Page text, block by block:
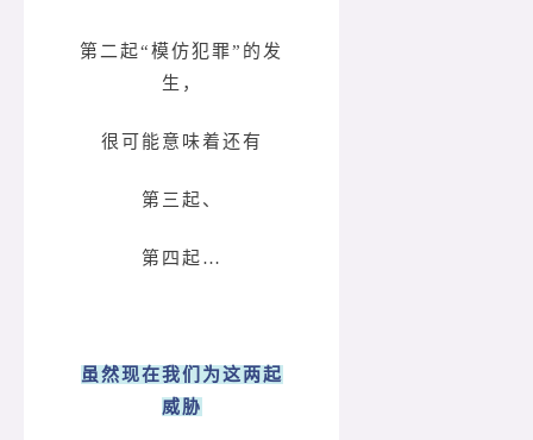
第二起“模仿犯罪”的发
生，
很可能意味着还有
第三起、
第四起…
虽然现在我们为这两起
威胁